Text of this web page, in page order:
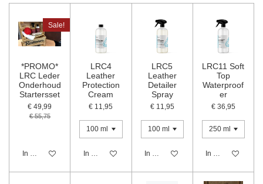
Sale!
*PROMO*
LRC Leder
Onderhoud
Startersset
€ 49,99
€ 55,75
In winkelwagen
LRC4
Leather
Protection
Cream
€ 11,95
In winkelwagen
LRC5
Leather
Detailer
Spray
€ 11,95
In winkelwagen
LRC11 Soft
Top
Waterproof
er
€ 36,95
In winkelwagen